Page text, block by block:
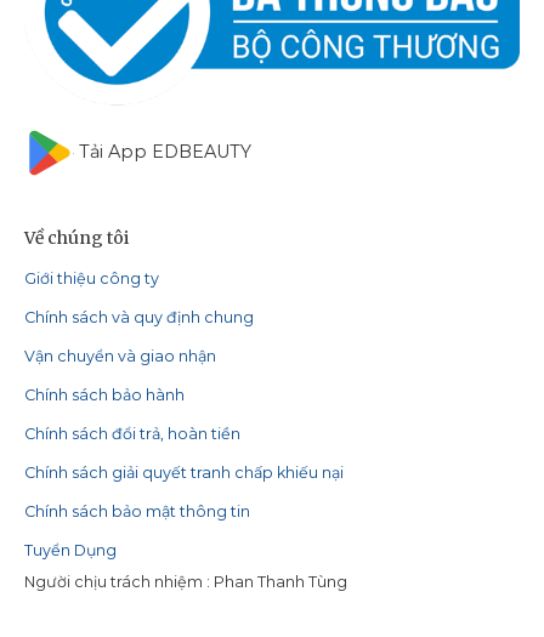
Tải App EDBEAUTY
Về chúng tôi
Giới thiệu công ty
Chính sách và quy định chung
Vận chuyển và giao nhận
Chính sách bảo hành
Chính sách đổi trả, hoàn tiền
Chính sách giải quyết tranh chấp khiếu nại
Chính sách bảo mật thông tin
Tuyển Dụng
Người chịu trách nhiệm : Phan Thanh Tùng